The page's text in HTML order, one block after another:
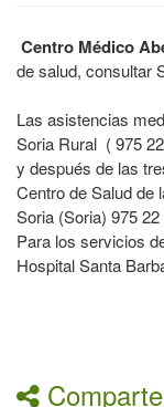
Centro Médico
de salud, consultar
Las asistencias
Soria Rural ( 975
y después de las
Centro de Salud de
Soria (Soria) 975
Para los servicios
Hospital Santa